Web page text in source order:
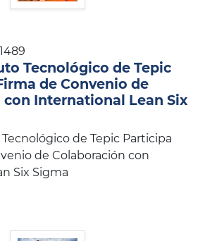
Tecnológico de Tepic
de Convenio de
International Lean Six
de Tepic Participa
de Colaboración con
Six Sigma